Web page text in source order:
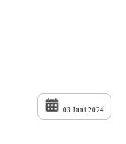
03 Juni 2024